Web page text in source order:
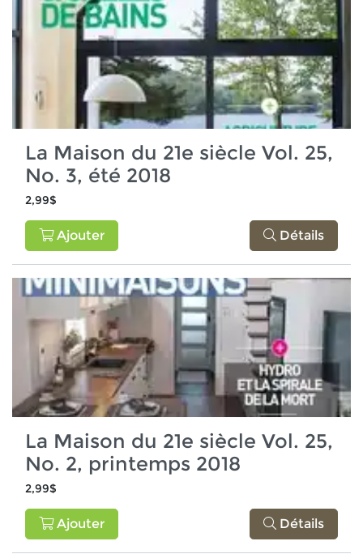
La Maison du 21e siècle Vol. 25,
No. 3, été 2018
2,99$
Ajouter Détails
La Maison du 21e siècle Vol. 25,
No. 2, printemps 2018
2,99$
Ajouter Détails